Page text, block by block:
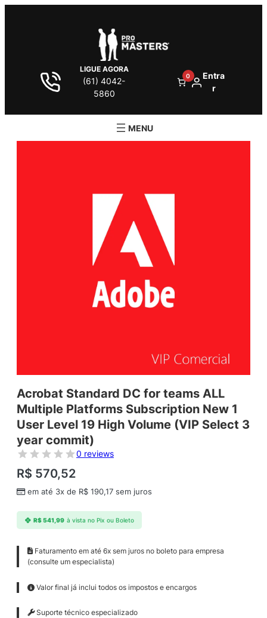
LIGUE AGORA
(61) 4042-
5860
0
Entra
r
Acrobat Standard DC for teams ALL
Multiple Platforms Subscription New 1
User Level 19 High Volume (VIP Select 3
year commit)
0 reviews
R$ 570,52
em até 3x de R$ 190,17 sem juros
R$541,99 à vista no Pix ou Boleto
Faturamento em até 6x sem juros no boleto para empresa
(consulte um especialista)
Valor final já inclui todos os impostos e encargos
Suporte técnico especializado